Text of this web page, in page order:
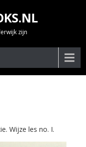
zijn
Wijze les no. I.